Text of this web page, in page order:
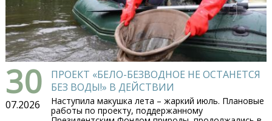
30
07.2026
ПРОЕКТ «БЕЛО-БЕЗВОДНОЕ НЕ ОСТАНЕТСЯ
БЕЗ ВОДЫ!» В ДЕЙСТВИИ
Наступила макушка лета – жаркий июль. Плановые
работы по проекту, поддержанному